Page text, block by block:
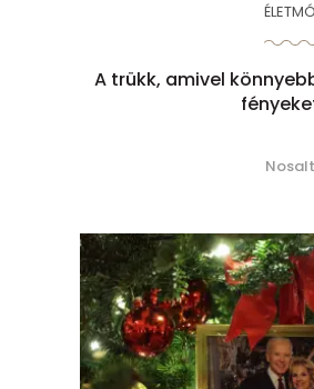
A trükk, amivel